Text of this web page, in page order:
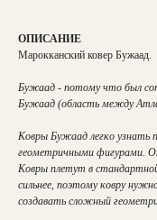
ОПИСАНИЕ
Марокканский ковер Бужаад.
Бужаад - потому что был
Бужаад (область между
Ковры Бужаад легко узнать
геометричными фигурами.
Ковры плетут в
сильнее, поэтому ковру
создавать сложный